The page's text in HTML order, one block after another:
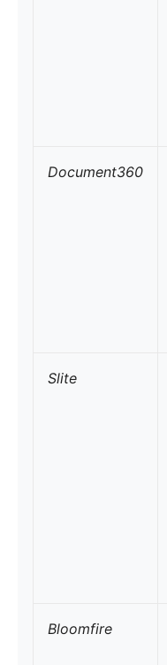
Document360
Slite
Bloomfire